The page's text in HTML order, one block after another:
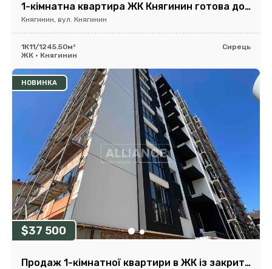
1-кімнатна квартира ЖК Княгинин готова до ремонту
Княгинин, вул. Княгинин
1К11/1245.50м²
Сирець
ЖК • Княгинин
НОВИНКА
$37 500
Продаж 1-кімнатної квартири в ЖК із закритою територією